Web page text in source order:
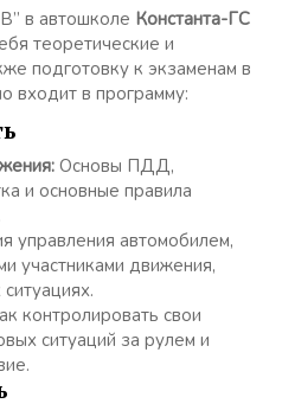
в автошколе Константа-ГС
теоретические и
подготовку к экзаменам в
входит в программу:
Основы ПДД,
и основные правила
управления автомобилем,
участниками движения,
контролировать свои
ситуаций за рулем и